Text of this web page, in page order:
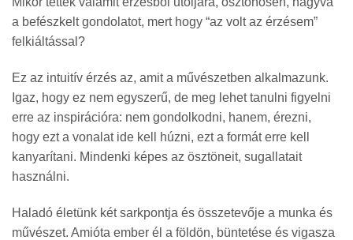
a befészkelt gondolatot, mert hogy “az volt az érzésem”
felkiáltással?
Ez az intuitív érzés az, amit a művészetben alkalmazunk.
Igaz, hogy ez nem egyszerű, de meg lehet tanulni figyelni
erre az inspirációra: nem gondolkodni, hanem, érezni,
hogy ezt a vonalat ide kell húzni, ezt a formát erre kell
kanyarítani. Mindenki képes az ösztöneit, sugallatait
használni.
Haladó életünk két sarkpontja és összetevője a munka és
művészet. Amióta ember él a földön, büntetése és vigasza